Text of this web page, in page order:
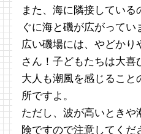
また、海に隣接してい
ぐに海と磯が広がってい
広い磯場には、やどかり
さん！子どもたちは大喜
大人も潮風を感じること
所ですよ。
ただし、波が高いときや
険ですので注意してくだ